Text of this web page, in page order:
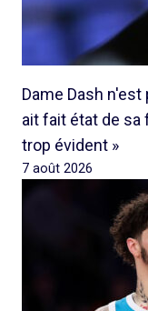
Dame Dash
ait fait état de sa
trop évident »
7 août 2026